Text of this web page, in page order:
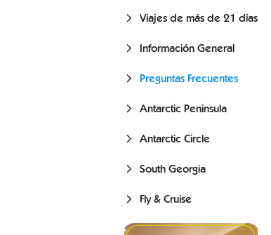
Viajes de más de 21 días
Información General
Preguntas Frecuentes
Antarctic Peninsula
Antarctic Circle
South Georgia
Fly & Cruise